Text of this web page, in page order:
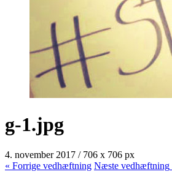
g-1.jpg
4. november 2017 / 706 x 706 px
« Forrige vedhæftning Næste vedhæftning